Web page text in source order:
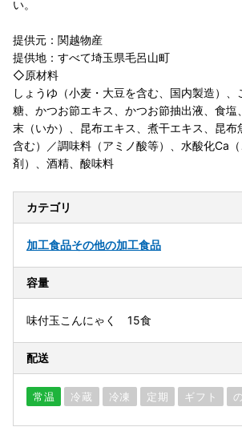
い。
提供元：関越物産
提供地：すべて埼玉県毛呂山町
◇原材料
しょうゆ（小麦・大豆を含む、国内製造）
糖、かつお節エキス、かつお節抽出液、食塩
末（いか）、昆布エキス、煮干エキス、昆布
含む）／調味料（アミノ酸等）、水酸化Ca
剤）、酒精、酸味料
カテゴリ
加工食品その他の加工食品
容量
味付玉こんにゃく 15食
配送
常温 冷蔵 冷凍 定期 ギフト